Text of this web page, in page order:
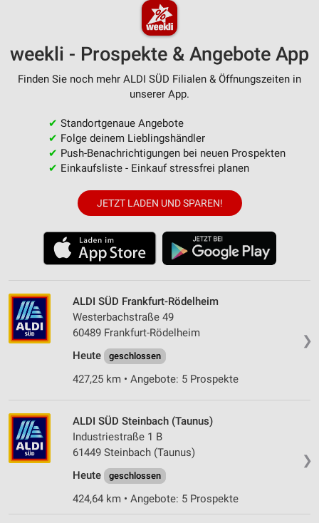
weekli - Prospekte & Angebote App
Finden Sie noch mehr ALDI SÜD Filialen & Öffnungszeiten in
unserer App.
✔ Standortgenaue Angebote
✔ Folge deinem Lieblingshändler
✔ Push-Benachrichtigungen bei neuen Prospekten
✔ Einkaufsliste - Einkauf stressfrei planen
JETZT LADEN UND SPAREN!
❯
ALDI SÜD Frankfurt-Rödelheim
Westerbachstraße 49
60489 Frankfurt-Rödelheim
Heute
geschlossen
427,25 km • Angebote: 5 Prospekte
❯
ALDI SÜD Steinbach (Taunus)
Industriestraße 1 B
61449 Steinbach (Taunus)
Heute
geschlossen
424,64 km • Angebote: 5 Prospekte